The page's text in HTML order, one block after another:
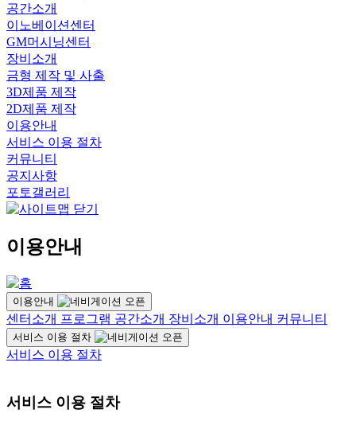
공간소개
이노베이션센터
GM머시닝센터
장비소개
금형 제작 및 사출
3D제품 제작
2D제품 제작
이용안내
서비스 이용 절차
커뮤니티
공지사항
포토갤러리
이용안내
이용안내
센터소개 프로그램 공간소개 장비소개 이용안내 커뮤니티
서비스 이용 절차
서비스 이용 절차
서비스 이용 절차